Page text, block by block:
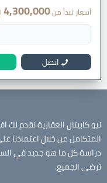
أسعار تبدأ من4,300,000 ج.م
اتصل
نيو كابيتال العقارية نقدم
المتكامل من خلال اعتمادنا
دراسة كل ما هو جديد في
ترضى الجميع.